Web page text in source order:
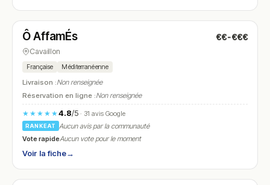
N° 15
Ô AffamÉs €€-€€€
Cavaillon
Française Méditerranéenne
Livraison :Non renseignée
Réservation en ligne :Non renseignée
★★★★★4.8/5· 31 avis Google
RANKEAT
Aucun avis par la communauté
Vote rapideAucun vote pour le moment
Voir la fiche→